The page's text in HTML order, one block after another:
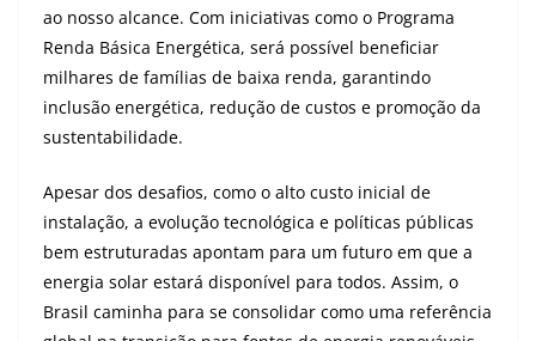
ao nosso alcance. Com iniciativas como o Programa
Renda Básica Energética, será possível beneficiar
milhares de famílias de baixa renda, garantindo
inclusão energética, redução de custos e promoção da
sustentabilidade.
Apesar dos desafios, como o alto custo inicial de
instalação, a evolução tecnológica e políticas públicas
bem estruturadas apontam para um futuro em que a
energia solar estará disponível para todos. Assim, o
Brasil caminha para se consolidar como uma referência